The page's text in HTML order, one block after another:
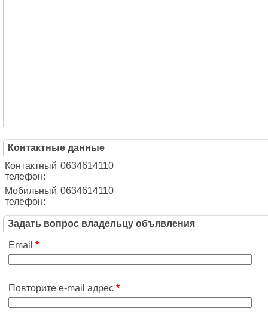
Контактные данные
Контактный
телефон:
0634614110
Мобильный
телефон:
0634614110
Задать вопрос владельцу объявления
Email *
Повторите e-mail адрес *